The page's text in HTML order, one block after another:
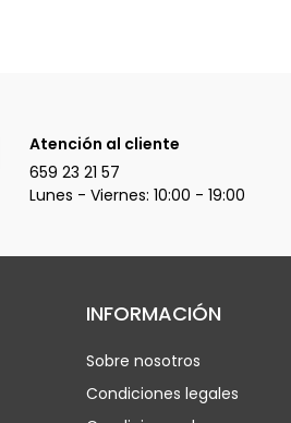
Atención al cliente
659 23 21 57
Lunes - Viernes: 10:00 - 19:00
INFORMACIÓN
Sobre nosotros
Condiciones legales